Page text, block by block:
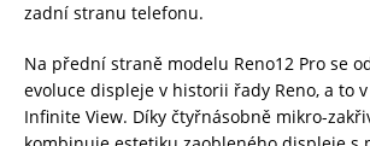
zadní stranu telefonu.
Na přední straně modelu Reno12 Pro se
evoluce displeje v historii řady Reno, a to
Infinite View. Díky čtyřnásobně mikro-